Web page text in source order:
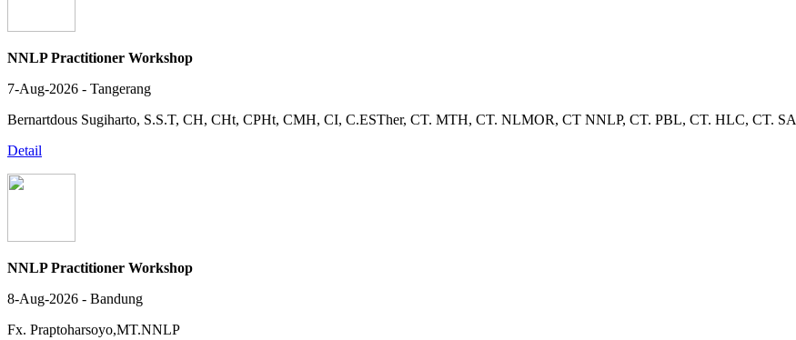
NNLP Practitioner Workshop
7-Aug-2026 - Tangerang
Bernartdous Sugiharto, S.S.T, CH, CHt, CPHt, CMH, CI, C.ESTher, CT. MTH, CT. NLMOR, CT NNLP, CT. PBL, CT. HLC, CT. SA
Detail
NNLP Practitioner Workshop
8-Aug-2026 - Bandung
Fx. Praptoharsoyo,MT.NNLP